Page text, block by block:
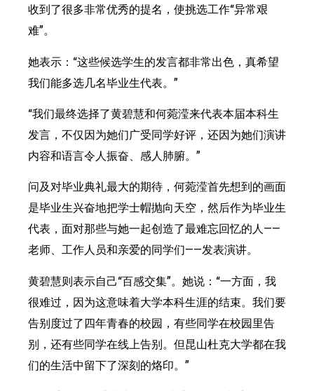
收到了很多非常优秀的提名，使挑选工作“异常艰
难”。
她表示：“这些候选学生的发言都非常出色，真希望
我们能多选几名毕业生代表。”
“我们最终选择了黄碧慧和何菀滢来代表本届本科生
发言，不仅因为她们广受同学好评，还因为她们演讲
内容和语言令人振奋、感人肺腑。”
问及对毕业典礼最大的期待，何菀滢首先想到的画面
是毕业生兴奋地把学士帽抛向天空，然后作为毕业生
代表，面对那些与她一起创造了最难忘回忆的人——
老师、工作人员和亲爱的同学们——发表演讲。
黄碧慧则表示自己“百感交集”。她说：“一方面，我
很难过，因为这意味着大学本科生涯的结束。我们要
告别度过了四年青春的校园，有些同学在校园里告
别，还有些同学在线上告别。但昆山杜克大学都在我
们的生活中留下了深刻的烙印。”